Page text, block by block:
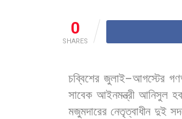
0
SHARES
চব্বিশের জুলাই–আগস্টের
সাবেক আইনমন্ত্রী আনিসুল
মজুমদারের নেতৃত্বাধীন দুই